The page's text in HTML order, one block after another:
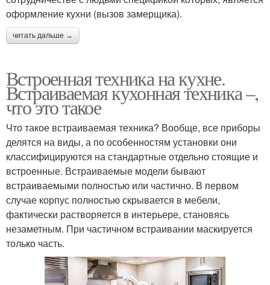
оформление кухни (вызов замерщика).
читать дальше →
Встроенная техника на кухне.
Встраиваемая кухонная техника –,
что это такое
Что такое встраиваемая техника? Вообще, все приборы
делятся на виды, а по особенностям установки они
классифицируются на стандартные отдельно стоящие и
встроенные. Встраиваемые модели бывают
встраиваемыми полностью или частично. В первом
случае корпус полностью скрывается в мебели,
фактически растворяется в интерьере, становясь
незаметным. При частичном встраивании маскируется
только часть.